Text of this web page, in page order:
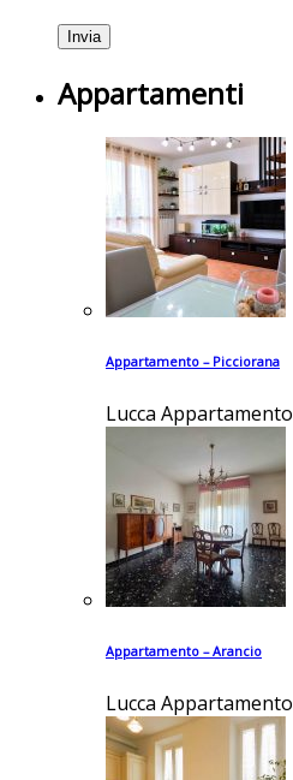
Appartamenti
Appartamento – Picciorana
Lucca Appartamento
Appartamento – Arancio
Lucca Appartamento